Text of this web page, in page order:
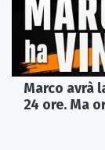
Marco avrà
24 ore. Ma